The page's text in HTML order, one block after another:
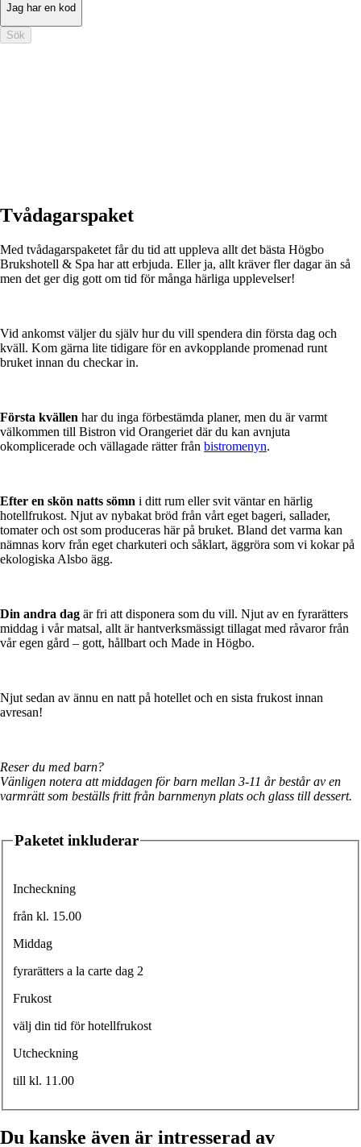
Jag har en kod
Sök
Tvådagarspaket
Med tvådagarspaketet får du tid att uppleva allt det bästa Högbo
Brukshotell & Spa har att erbjuda. Eller ja, allt kräver fler dagar än så
men det ger dig gott om tid för många härliga upplevelser!
Vid ankomst väljer du själv hur du vill spendera din första dag och
kväll. Kom gärna lite tidigare för en avkopplande promenad runt
bruket innan du checkar in.
Första kvällen har du inga förbestämda planer, men du är varmt
välkommen till Bistron vid Orangeriet där du kan avnjuta
okomplicerade och vällagade rätter från bistromenyn.
Efter en skön natts sömn i ditt rum eller svit väntar en härlig
hotellfrukost. Njut av nybakat bröd från vårt eget bageri, sallader,
tomater och ost som produceras här på bruket. Bland det varma kan
nämnas korv från eget charkuteri och såklart, äggröra som vi kokar på
ekologiska Alsbo ägg.
Din andra dag är fri att disponera som du vill. Njut av en fyrarätters
middag i vår matsal, allt är hantverksmässigt tillagat med råvaror från
vår egen gård – gott, hållbart och Made in Högbo.
Njut sedan av ännu en natt på hotellet och en sista frukost innan
avresan!
Reser du med barn?
Vänligen notera att middagen för barn mellan 3-11 år består av en
varmrätt som beställs fritt från barnmenyn plats och glass till dessert.
Paketet inkluderar
Incheckning
från kl. 15.00
Middag
fyrarätters a la carte dag 2
Frukost
välj din tid för hotellfrukost
Utcheckning
till kl. 11.00
Du kanske även är intresserad av